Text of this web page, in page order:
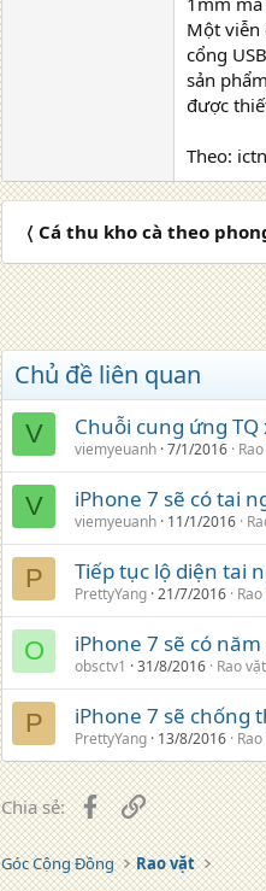
Một viễn
cổng
sản
được
Theo:
〈 Cá thu kho cà theo
Chủ đề liên quan
V Chuỗi cung ứng
viemyeuanh 7/1/2016
V iPhone 7 sẽ có tai
viemyeuanh 11/1/2016
P Tiếp tục lộ diện tai
PrettyYang 21/7/2016
O iPhone 7 sẽ có
obsctv1 31/8/2016 Rao vặt
P iPhone 7 sẽ chống
PrettyYang 13/8/2016
Chia sẻ: Facebook
Liên kết
Góc Cộng Đồng Rao vặt